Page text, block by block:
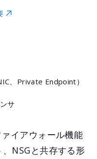
、Private Endpoint）
サ
イアウォール機能
NSGと共存する形